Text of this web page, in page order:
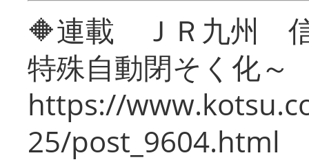
🔶連載 ＪＲ九州 信
特殊自動閉そく化～
https://
25/post_9604.html